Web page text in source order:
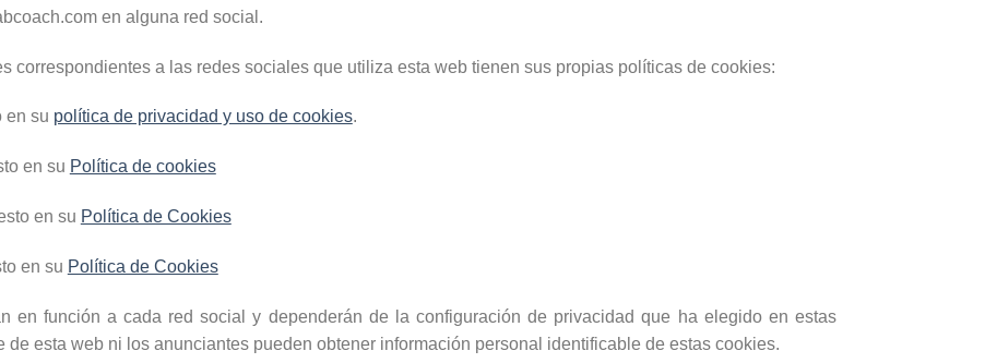
en alguna red social.
correspondientes a las redes sociales que utiliza esta web tienen sus propias políticas de cookies:
en su política de privacidad y uso de cookies.
en su Política de cookies
en su Política de Cookies
en su Política de Cookies
en función a cada red social y dependerán de la configuración de privacidad que ha elegido en estas
esta web ni los anunciantes pueden obtener información personal identificable de estas cookies.